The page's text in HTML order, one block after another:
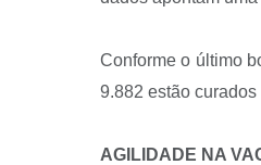
Conforme o último
9.882 estão
AGILIDADE NA